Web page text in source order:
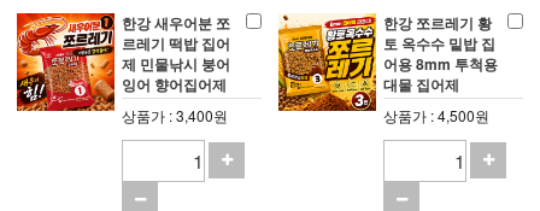
한강 새우어분 쪼
르레기 떡밥 집어
제 민물낚시 붕어
잉어 향어집어제
상품가 : 3,400원
한강 쪼르레기 황
토 옥수수 밑밥 집
어용 8mm 투척용
대물 집어제
상품가 : 4,500원